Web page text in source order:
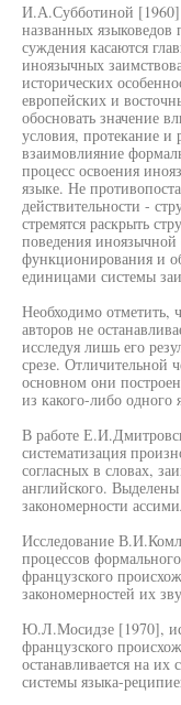
И.А.Субботиной [1960]
названных языковедов
суждения касаются
иноязычных
исторических
европейских и
обосновать значение
условия, протекание и
взаимовлияние
процесс освоения
языке. Не
действительности -
стремятся раскрыть
поведения
функционирования и
единицами системы
Необходимо отметить,
авторов не
исследуя лишь его
срезе. Отличительной
основном они
из какого-либо одного
В работе
систематизация
согласных в словах,
английского.
закономерности
Исследование
процессов
французского
закономерностей их
Ю.Л.Мосидзе [1970],
французского
останавливается на
системы языка-